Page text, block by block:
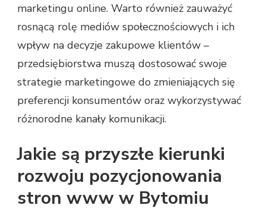
marketingu online. Warto również zauważyć
rosnącą rolę mediów społecznościowych i ich
wpływ na decyzje zakupowe klientów –
przedsiębiorstwa muszą dostosować swoje
strategie marketingowe do zmieniających się
preferencji konsumentów oraz wykorzystywać
różnorodne kanały komunikacji.
Jakie są przyszłe kierunki
rozwoju pozycjonowania
stron www w Bytomiu